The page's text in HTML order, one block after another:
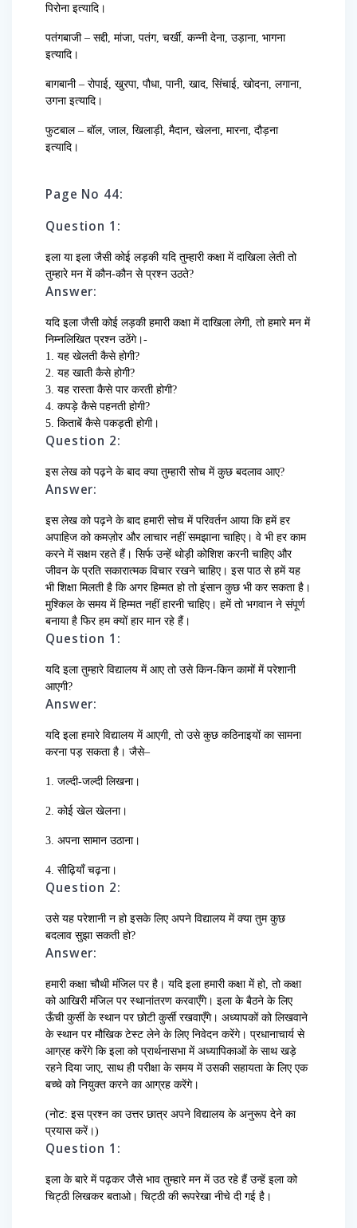
पिरोना इत्यादि।
पतंगबाजी – सद्दी, मांजा, पतंग, चर्खी, कन्नी देना, उड़ाना, भागना
इत्यादि।
बागबानी – रोपाई, खुरपा, पौधा, पानी, खाद, सिंचाई, खोदना, लगाना,
उगना इत्यादि।
फुटबाल – बॉल, जाल, खिलाड़ी, मैदान, खेलना, मारना, दौड़ना
इत्यादि।
Page No 44:
Question 1:
इला या इला जैसी कोई लड़की यदि तुम्हारी कक्षा में दाखिला लेती तो
तुम्हारे मन में कौन-कौन से प्रश्न उठते?
Answer:
यदि इला जैसी कोई लड़की हमारी कक्षा में दाखिला लेगी, तो हमारे मन में
निम्नलिखित प्रश्न उठेंगे।-
1. यह खेलती कैसे होगी?
2. यह खाती कैसे होगी?
3. यह रास्ता कैसे पार करती होगी?
4. कपड़े कैसे पहनती होगी?
5. किताबें कैसे पकड़ती होगी।
Question 2:
इस लेख को पढ़ने के बाद क्या तुम्हारी सोच में कुछ बदलाव आए?
Answer:
इस लेख को पढ़ने के बाद हमारी सोच में परिवर्तन आया कि हमें हर
अपाहिज को कमज़ोर और लाचार नहीं समझाना चाहिए। वे भी हर काम
करने में सक्षम रहते हैं। सिर्फ उन्हें थोड़ी कोशिश करनी चाहिए और
जीवन के प्रति सकारात्मक विचार रखने चाहिए। इस पाठ से हमें यह
भी शिक्षा मिलती है कि अगर हिम्मत हो तो इंसान कुछ भी कर सकता है।
मुश्किल के समय में हिम्मत नहीं हारनी चाहिए। हमें तो भगवान ने संपूर्ण
बनाया है फिर हम क्यों हार मान रहे हैं।
Question 1:
यदि इला तुम्हारे विद्यालय में आए तो उसे किन-किन कामों में परेशानी
आएगी?
Answer:
यदि इला हमारे विद्यालय में आएगी, तो उसे कुछ कठिनाइयों का सामना
करना पड़ सकता है। जैसे–
1. जल्दी-जल्दी लिखना।
2. कोई खेल खेलना।
3. अपना सामान उठाना।
4. सीढ़ियाँ चढ़ना।
Question 2:
उसे यह परेशानी न हो इसके लिए अपने विद्यालय में क्या तुम कुछ
बदलाव सुझा सकती हो?
Answer:
हमारी कक्षा चौथी मंजिल पर है। यदि इला हमारी कक्षा में हो, तो कक्षा
को आखिरी मंजिल पर स्थानांतरण करवाएँगे। इला के बैठने के लिए
ऊँची कुर्सी के स्थान पर छोटी कुर्सी रखवाएँगे। अध्यापकों को लिखवाने
के स्थान पर मौखिक टेस्ट लेने के लिए निवेदन करेंगे। प्रधानाचार्य से
आग्रह करेंगे कि इला को प्रार्थनासभा में अध्यापिकाओं के साथ खड़े
रहने दिया जाए, साथ ही परीक्षा के समय में उसकी सहायता के लिए एक
बच्चे को नियुक्त करने का आग्रह करेंगे।
(नोट: इस प्रश्न का उत्तर छात्र अपने विद्यालय के अनुरूप देने का
प्रयास करें।)
Question 1:
इला के बारे में पढ़कर जैसे भाव तुम्हारे मन में उठ रहे हैं उन्हें इला को
चिट्ठी लिखकर बताओ। चिट्ठी की रूपरेखा नीचे दी गई है।